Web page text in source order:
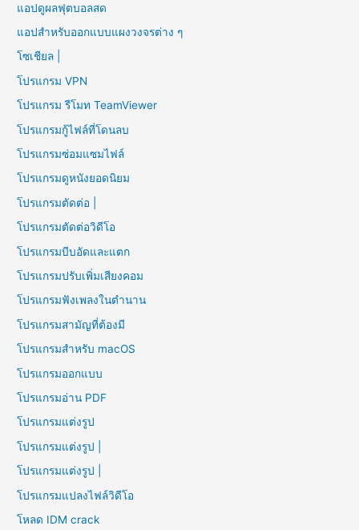
แอปดูผลฟุตบอลสด
แอปสำหรับออกแบบแผงวงจรต่าง ๆ
โซเชียล |
โปรแกรม VPN
โปรแกรม รีโมท TeamViewer
โปรแกรมกู้ไฟล์ที่โดนลบ
โปรแกรมซ่อมแซมไฟล์
โปรแกรมดูหนังยอดนิยม
โปรแกรมตัดต่อ |
โปรแกรมตัดต่อวิดีโอ
โปรแกรมบีบอัดและแตก
โปรแกรมปรับเพิ่มเสียงคอม
โปรแกรมฟังเพลงในตำนาน
โปรแกรมสามัญที่ต้องมี
โปรแกรมสำหรับ macOS
โปรแกรมออกแบบ
โปรแกรมอ่าน PDF
โปรแกรมแต่งรูป
โปรแกรมแต่งรูป |
โปรแกรมแต่งรูป |
โปรแกรมแปลงไฟล์วิดีโอ
โหลด IDM crack